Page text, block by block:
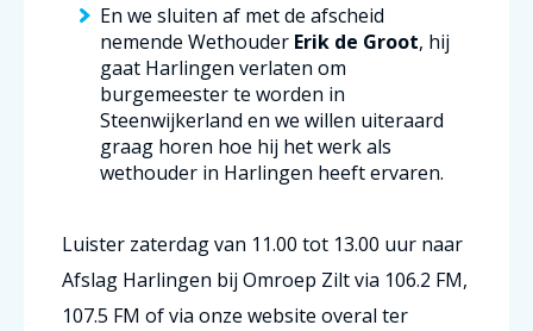
En we sluiten af met de afscheid
nemende Wethouder Erik de Groot, hij
gaat Harlingen verlaten om
burgemeester te worden in
Steenwijkerland en we willen uiteraard
graag horen hoe hij het werk als
wethouder in Harlingen heeft ervaren.
Luister zaterdag van 11.00 tot 13.00 uur naar
Afslag Harlingen bij Omroep Zilt via 106.2 FM,
107.5 FM of via onze website overal ter